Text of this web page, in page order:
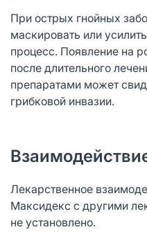
При острых гнойных
маскировать или
процесс. Появление на
после длительного
препаратами может
грибковой инвазии.
Лекарственное
Максидекс с другими
не установлено.